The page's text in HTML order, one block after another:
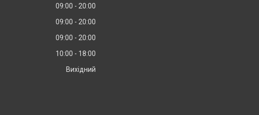
09:00
20:00
09:00
20:00
09:00
20:00
10:00
18:00
Вихідний